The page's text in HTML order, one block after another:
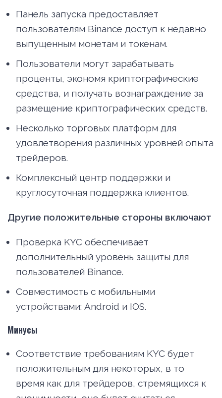
Панель запуска предоставляет
пользователям Binance доступ к недавно
выпущенным монетам и токенам.
Пользователи могут зарабатывать
проценты, экономя криптографические
средства, и получать вознаграждение за
размещение криптографических средств.
Несколько торговых платформ для
удовлетворения различных уровней опыта
трейдеров.
Комплексный центр поддержки и
круглосуточная поддержка клиентов.
Другие положительные стороны включают
Проверка KYC обеспечивает
дополнительный уровень защиты для
пользователей Binance.
Совместимость с мобильными
устройствами: Android и IOS.
Минусы
Соответствие требованиям KYC будет
положительным для некоторых, в то
время как для трейдеров, стремящихся к